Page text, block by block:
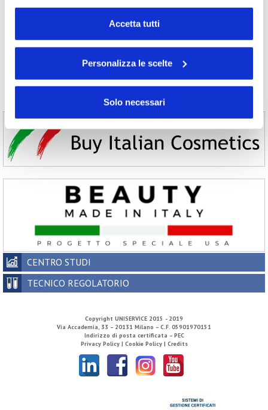
o profilazione viene utilizzato. Cliccando su
“Personalizza le scelte” è possibile esprimere la propria
volontà in relazione a ciascuna categoria di cookie del
Accetta tutti
Personalizza le scelte
Solo necessari
2018
2017 2016
2015
2009 2008
2006
2005 2004
2003
CENTRO STUDI
TECNICO REGOLATORIO
Copyright UNISERVICE 2015 - 2019
Via Accademia, 33 – 20131 Milano – C.F. 05901970151
Indirizzo di posta certificata – PEC
Privacy Policy | Cookie Policy | Credits